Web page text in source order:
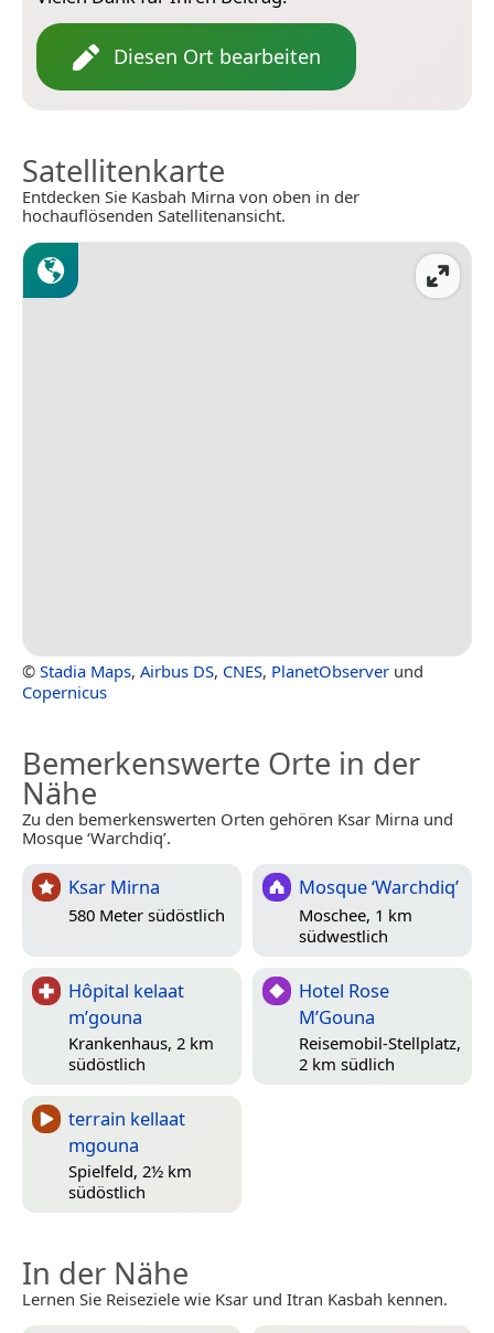
Diesen Ort bearbeiten
Satellitenkarte
Entdecken Sie Kasbah Mirna von oben in der
hochauflösenden Satellitenansicht.
© Stadia Maps, Airbus DS, CNES, PlanetObserver und
Copernicus
Bemerkenswerte Orte in der
Nähe
Zu den bemerkenswerten Orten gehören Ksar Mirna und
Mosque ‘Warchdiq’.
Ksar Mirna
580 Meter südöstlich
Mosque ‘Warchdiq’
Moschee, 1 km
südwestlich
Hôpital kelaat
m’gouna
Krankenhaus, 2 km
südöstlich
Hotel Rose
M’Gouna
Reisemobil-Stellplatz,
2 km südlich
terrain kellaat
mgouna
Spielfeld, 2½ km
südöstlich
In der Nähe
Lernen Sie Reiseziele wie Ksar und Itran Kasbah kennen.